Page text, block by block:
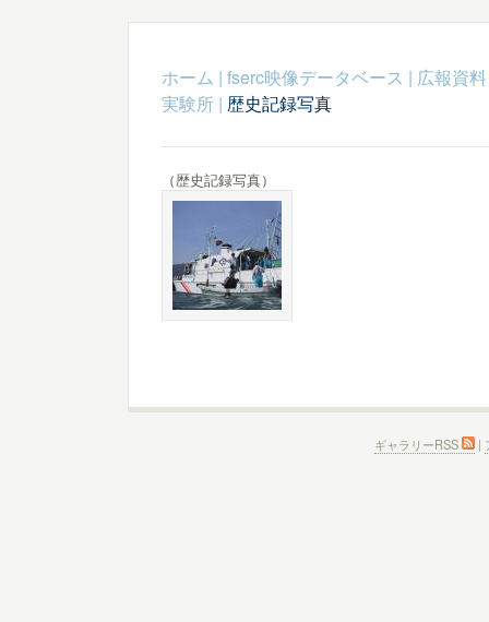
ホーム | fserc映像データベース | 広報資料
実験所| 歴史記録写真
（歴史記録写真）
ギャラリーRSS |